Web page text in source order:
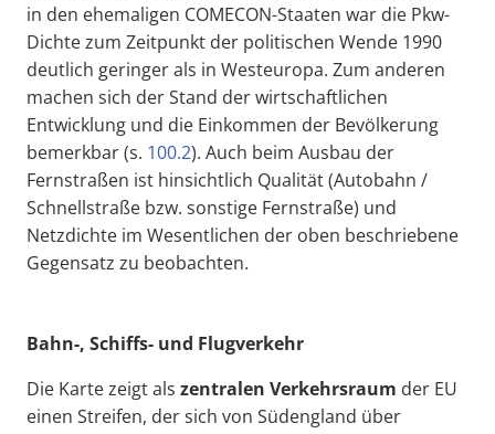
in den ehemaligen COMECON-Staaten war die Pkw-
Dichte zum Zeitpunkt der politischen Wende 1990
deutlich geringer als in Westeuropa. Zum anderen
machen sich der Stand der wirtschaftlichen
Entwicklung und die Einkommen der Bevölkerung
bemerkbar (s. 100.2). Auch beim Ausbau der
Fernstraßen ist hinsichtlich Qualität (Autobahn /
Schnellstraße bzw. sonstige Fernstraße) und
Netzdichte im Wesentlichen der oben beschriebene
Gegensatz zu beobachten.
Bahn-, Schiffs- und Flugverkehr
Die Karte zeigt als zentralen Verkehrsraum der EU
einen Streifen, der sich von Südengland über